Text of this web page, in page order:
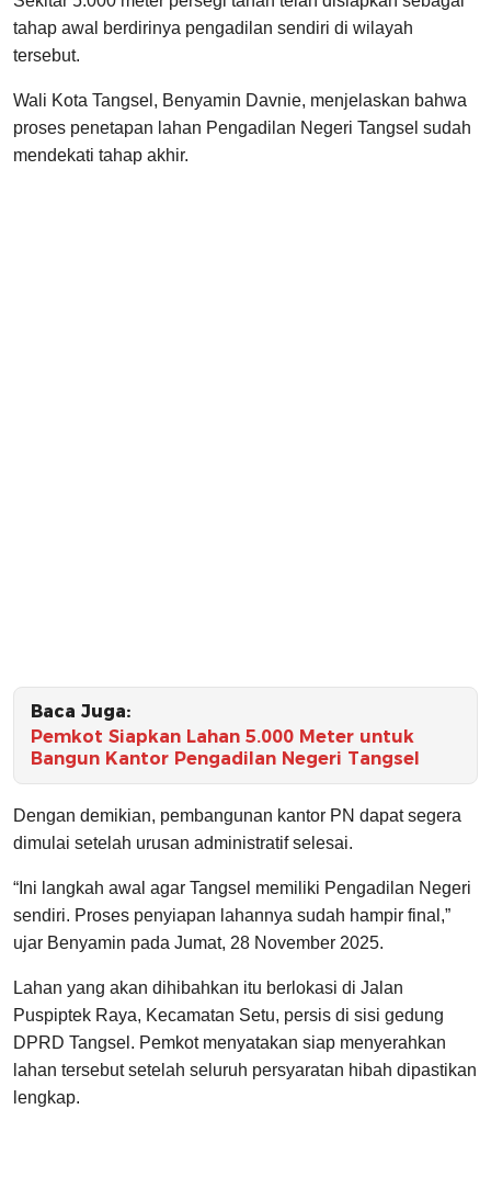
tahap awal berdirinya pengadilan sendiri di wilayah
tersebut.
Wali Kota Tangsel, Benyamin Davnie, menjelaskan bahwa
proses penetapan lahan Pengadilan Negeri Tangsel sudah
mendekati tahap akhir.
Baca Juga:
Pemkot Siapkan Lahan 5.000 Meter untuk
Bangun Kantor Pengadilan Negeri Tangsel
Dengan demikian, pembangunan kantor PN dapat segera
dimulai setelah urusan administratif selesai.
“Ini langkah awal agar Tangsel memiliki Pengadilan Negeri
sendiri. Proses penyiapan lahannya sudah hampir final,”
ujar Benyamin pada Jumat, 28 November 2025.
Lahan yang akan dihibahkan itu berlokasi di Jalan
Puspiptek Raya, Kecamatan Setu, persis di sisi gedung
DPRD Tangsel. Pemkot menyatakan siap menyerahkan
lahan tersebut setelah seluruh persyaratan hibah dipastikan
lengkap.